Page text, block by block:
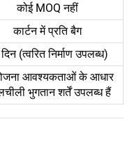
कोई MOQ नहीं
कार्टन में प्रति बैग
(त्वरित निर्माण उपलब्ध)
आवश्यकताओं के आधार
भुगतान शर्तें उपलब्ध हैं